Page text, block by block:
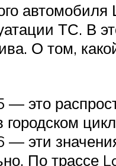
ТС. В
О том,
это
городском
эти
По трассе